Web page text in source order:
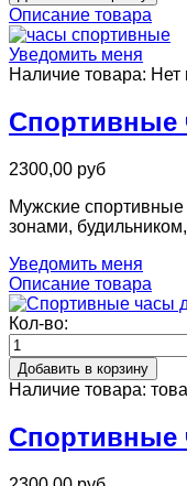
Описание товара
Уведомить меня
Наличие товара: Нет
Спортивные
2300,00 руб
Мужские
зонами,
Уведомить меня
Описание товара
Кол-во:
Наличие товара:
Спортивные